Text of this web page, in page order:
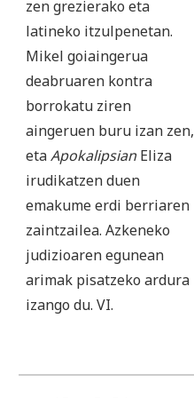
zen grezierako eta
latineko itzulpenetan.
Mikel goiaingerua
deabruaren kontra
borrokatu ziren
aingeruen buru izan zen,
etaApokalipsianEliza
irudikatzen duen
emakume erdi berriaren
zaintzailea. Azkeneko
judizioaren egunean
arimak pisatzeko ardura
izango du. VI.